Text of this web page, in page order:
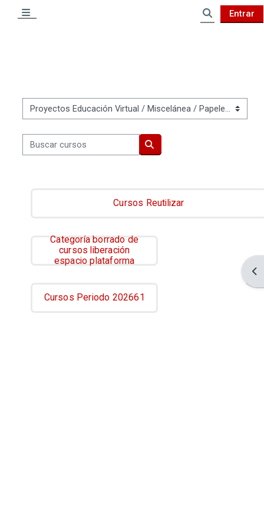
Panel lateral
Entrar
Categorías
Buscar cursos
Buscar cursos
Cursos Reutilizar
Categoría borrado de
cursos liberación
espacio plataforma
Cursos Periodo 202661